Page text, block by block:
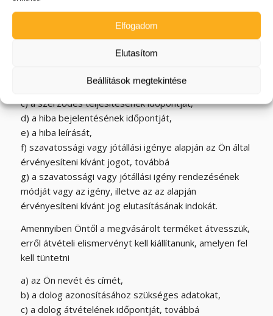
Elfogadom
Elutasítom
Beállítások megtekintése
a) az Ön nevét, címét, valamint nyilatkozatát arról,
a rendeletben meghatározottak szerinti kezeléséhez,
b) az Ön és közöttünk létrejött szerződés keretében
eladott ingó dolog megnevezését, vételárát,
c) a szerződés teljesítésének időpontját,
d) a hiba bejelentésének időpontját,
e) a hiba leírását,
f) szavatossági vagy jótállási igénye alapján az Ön által
érvényesíteni kívánt jogot, továbbá
g) a szavatossági vagy jótállási igény rendezésének
módját vagy az igény, illetve az az alapján
érvényesíteni kívánt jog elutasításának indokát.
Amennyiben Öntől a megvásárolt terméket átvesszük,
erről átvételi elismervényt kell kiállítanunk, amelyen fel
kell tüntetni
a) az Ön nevét és címét,
b) a dolog azonosításához szükséges adatokat,
c) a dolog átvételének időpontját, továbbá